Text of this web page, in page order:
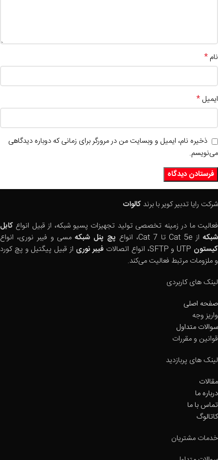
نام*
ایمیل *
ذخیره نام، ایمیل و وبسایت من در مرورگر برای زمانی که دوباره دیدگاهی
می‌نویسم.
شرکت رایا تدبیر کویر با برند کالوات
فعالیت ما در زمینه تخصصی تولید تجهیزات پسیو شبکه، از قبیل انواع کابل
شبکهاز Cat 5e تا Cat 7، انواع پچ پنل شبکهمسی و فیبر نوری، انواع
کیستون
فیبر نوری از قبیل پیگتیل و پچ کورد
و ملزومات مرتبط فعالیت می‌کند.
لینک های کاربردی
صفحه اصلی
واریز وجه
سوالات متداول
قوانین و مقررات
لینک های پربازدید
مقالات
درباره ما
تماس با ما
کاتالوگ
خدمات مشتریان